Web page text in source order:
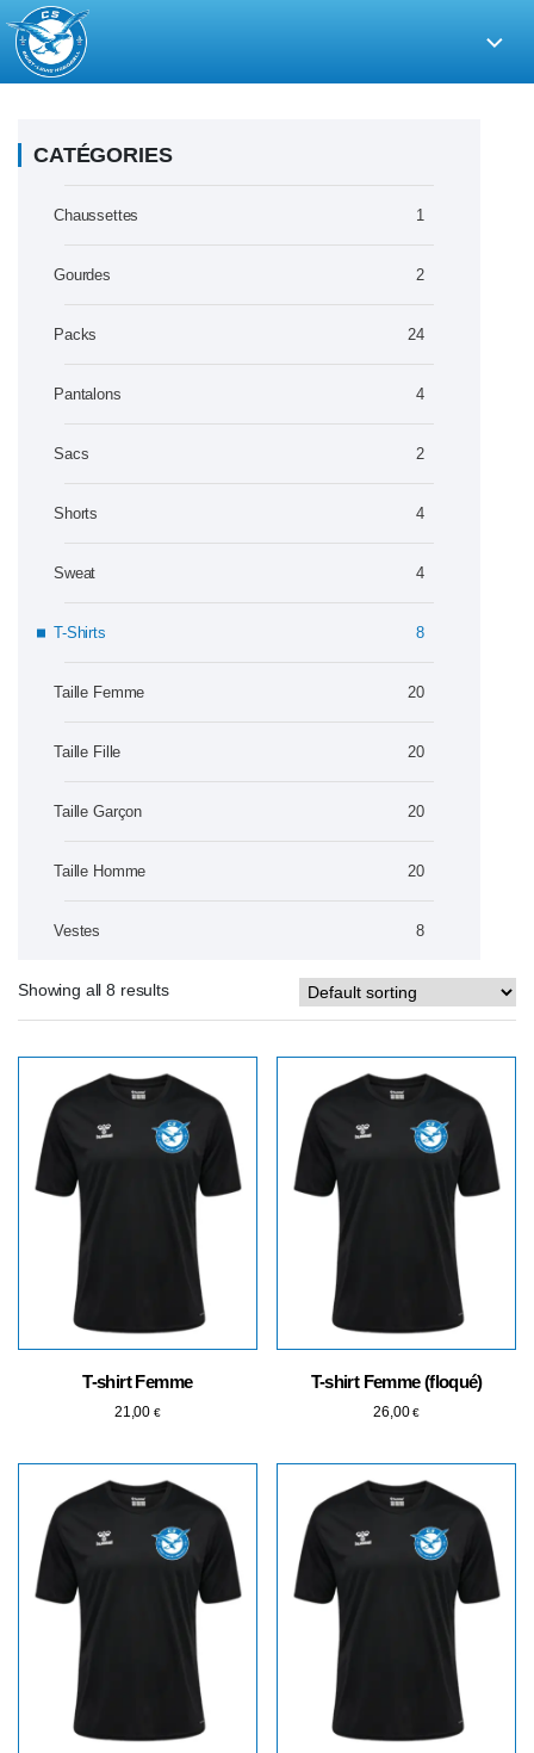
CS
CATÉGORIES
Chaussettes 1
Gourdes 2
Packs 24
Pantalons 4
Sacs 2
Shorts 4
Sweat 4
T-Shirts 8
Taille Femme 20
Taille Fille 20
Taille Garçon 20
Taille Homme 20
Vestes 8
Showing all 8 results
T-shirt Femme
21,00 €
T-shirt Femme (floqué)
26,00€